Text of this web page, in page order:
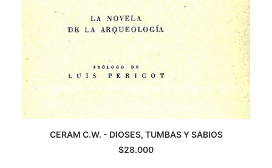
LEER MÁS
CERAM C.W. - DIOSES, TUMBAS Y SABIOS
$28.000